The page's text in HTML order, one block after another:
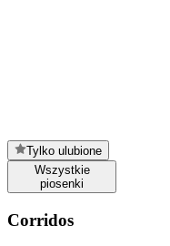
Tylko ulubione
Wszystkie
piosenki
Corridos